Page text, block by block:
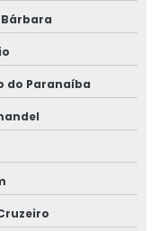
do Paranaíba